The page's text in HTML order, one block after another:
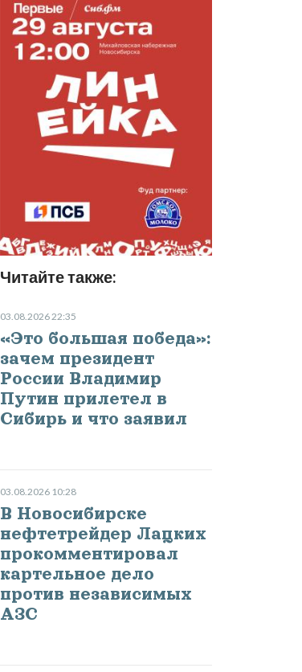
Читайте также:
03.08.2026 22:35
«Это большая победа»:
зачем президент
России Владимир
Путин прилетел в
Сибирь и что заявил
03.08.2026 10:28
В Новосибирске
нефтетрейдер Лацких
прокомментировал
картельное дело
против независимых
АЗС